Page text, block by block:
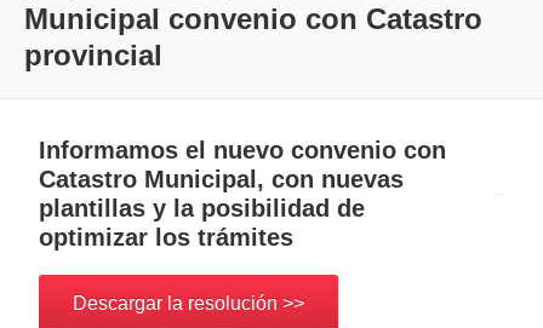
Municipal convenio con Catastro
provincial
Informamos el nuevo convenio con
Catastro Municipal, con nuevas
plantillas y la posibilidad de
optimizar los trámites
Descargar la resolución >>